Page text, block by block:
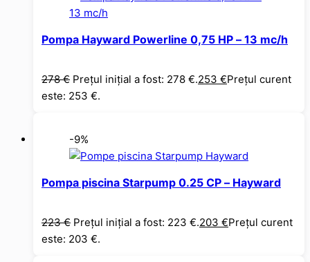
Pompa Hayward Powerline 0,75 HP – 13 mc/h
278€ Prețul inițial a fost: 278 €.253 €Prețul curent
este: 253 €.
-9%
Pompa piscina Starpump 0.25 CP – Hayward
223€ Prețul inițial a fost: 223 €.203 €Prețul curent
este: 203 €.